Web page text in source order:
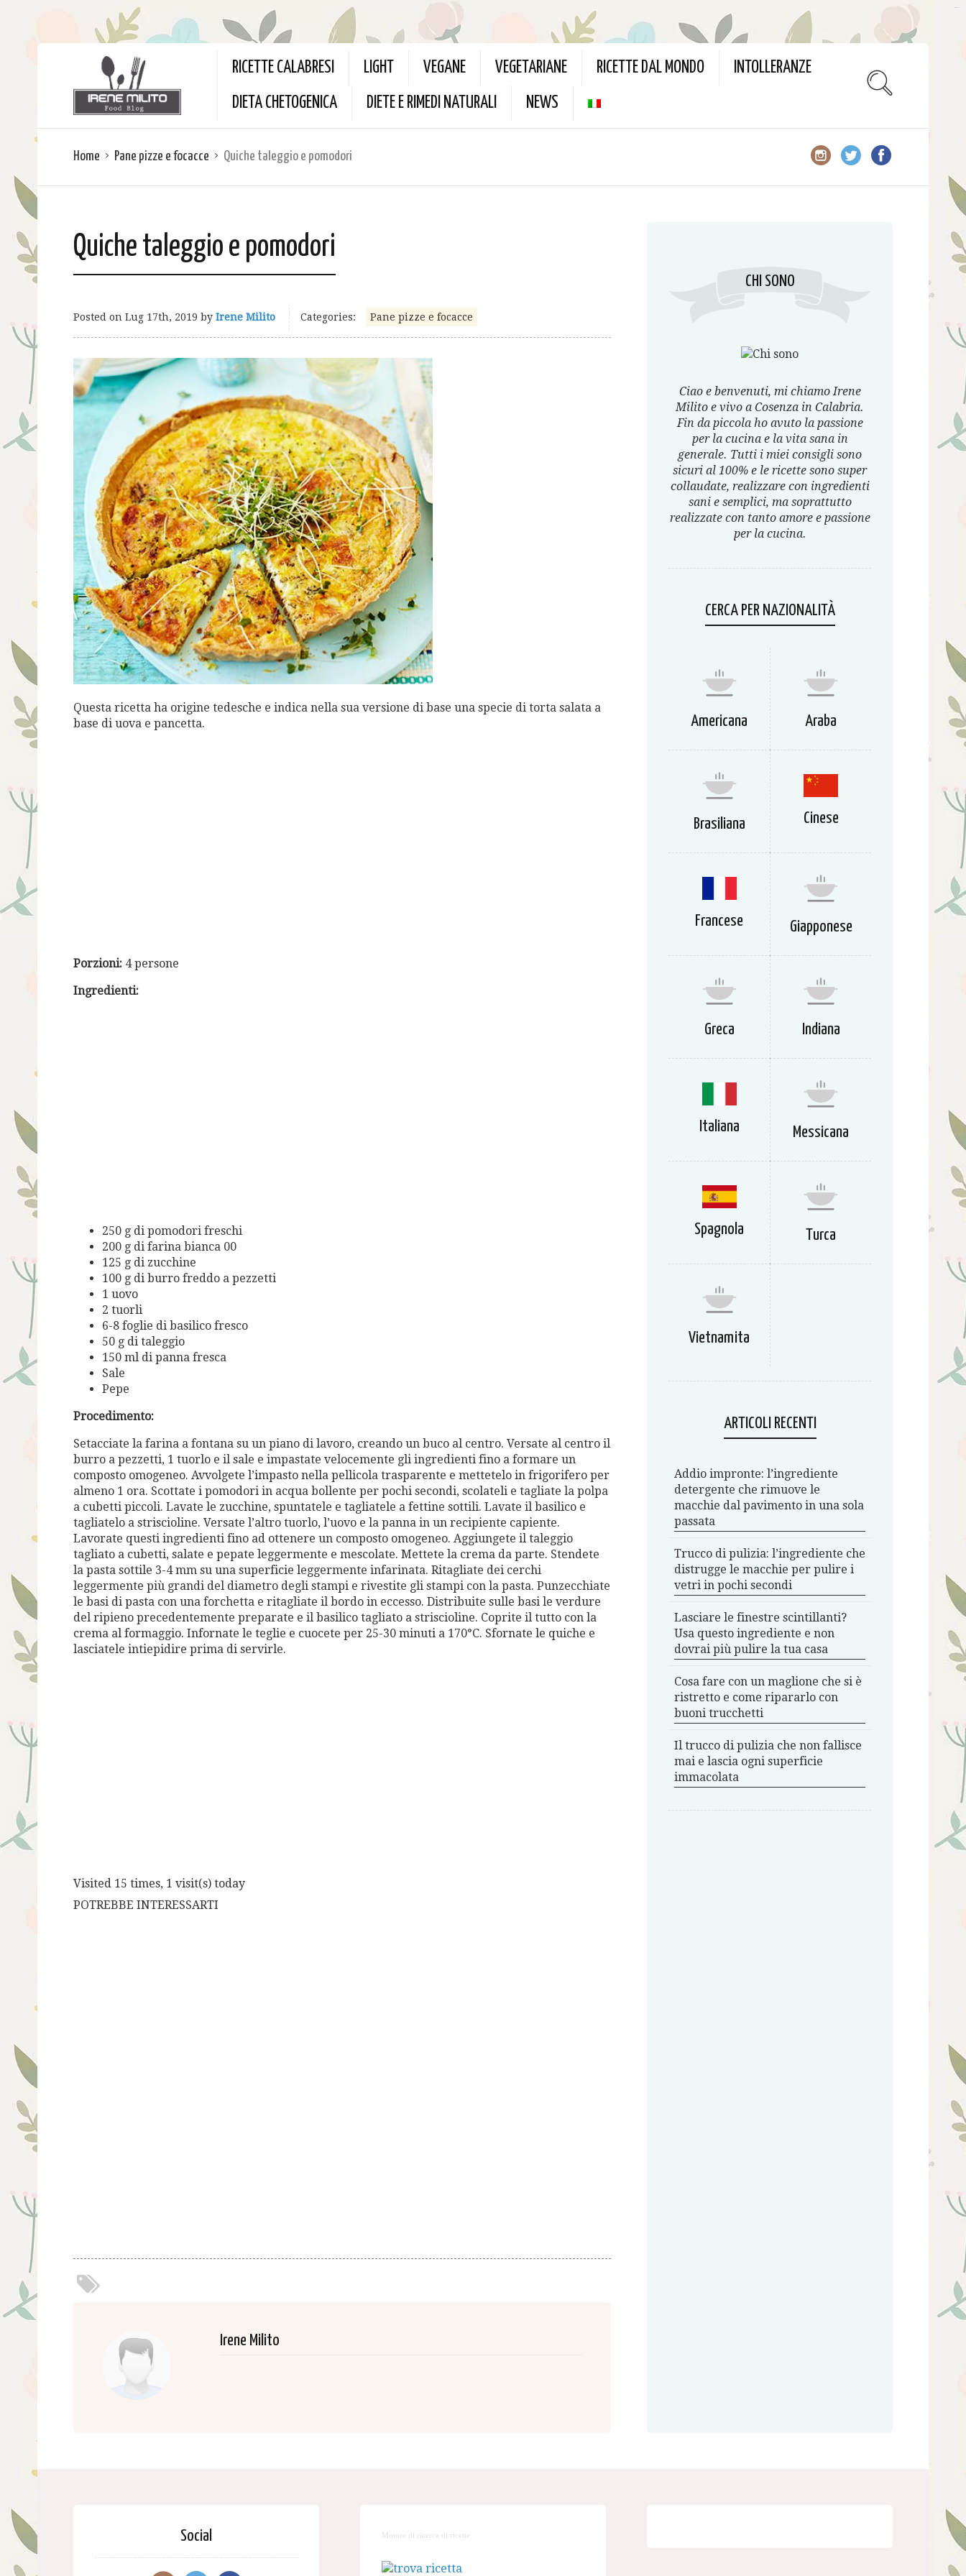
RICETTE CALABRESI LIGHT VEGANE VEGETARIANE RICETTE DAL MONDO INTOLLERANZE
DIETA CHETOGENICA DIETE E RIMEDI NATURALI NEWS
Home Pane pizze e focacce Quiche taleggio e pomodori
Quiche taleggio e pomodori
Posted on Lug 17th, 2019 by Irene Milito Categories: Pane pizze e focacce
Questa ricetta ha origine tedesche e indica nella sua versione di base una specie di torta salata a
base di uova e pancetta.
Porzioni: 4 persone
Ingredienti:
250 g di pomodori freschi
200 g di farina bianca 00
125 g di zucchine
100 g di burro freddo a pezzetti
1 uovo
2 tuorli
6-8 foglie di basilico fresco
50 g di taleggio
150 ml di panna fresca
Sale
Pepe
Procedimento:
Setacciate la farina a fontana su un piano di lavoro, creando un buco al centro. Versate al centro il
burro a pezzetti, 1 tuorlo e il sale e impastate velocemente gli ingredienti fino a formare un
composto omogeneo. Avvolgete l’impasto nella pellicola trasparente e mettetelo in frigorifero per
almeno 1 ora. Scottate i pomodori in acqua bollente per pochi secondi, scolateli e tagliate la polpa
a cubetti piccoli. Lavate le zucchine, spuntatele e tagliatele a fettine sottili. Lavate il basilico e
tagliatelo a striscioline. Versate l’altro tuorlo, l’uovo e la panna in un recipiente capiente.
Lavorate questi ingredienti fino ad ottenere un composto omogeneo. Aggiungete il taleggio
tagliato a cubetti, salate e pepate leggermente e mescolate. Mettete la crema da parte. Stendete
la pasta sottile 3-4 mm su una superficie leggermente infarinata. Ritagliate dei cerchi
leggermente più grandi del diametro degli stampi e rivestite gli stampi con la pasta. Punzecchiate
le basi di pasta con una forchetta e ritagliate il bordo in eccesso. Distribuite sulle basi le verdure
del ripieno precedentemente preparate e il basilico tagliato a striscioline. Coprite il tutto con la
crema al formaggio. Infornate le teglie e cuocete per 25-30 minuti a 170°C. Sfornate le quiche e
lasciatele intiepidire prima di servirle.
Visited 15 times, 1 visit(s) today
POTREBBE INTERESSARTI
Irene Milito
CHI SONO
Ciao e benvenuti, mi chiamo Irene
Milito e vivo a Cosenza in Calabria.
Fin da piccola ho avuto la passione
per la cucina e la vita sana in
generale. Tutti i miei consigli sono
sicuri al 100% e le ricette sono super
collaudate, realizzare con ingredienti
sani e semplici, ma soprattutto
realizzate con tanto amore e passione
per la cucina.
CERCA PER NAZIONALITÀ
Americana Araba
Brasiliana Cinese
Francese Giapponese
Greca Indiana
Italiana Messicana
Spagnola Turca
Vietnamita
ARTICOLI RECENTI
Addio impronte: l’ingrediente
detergente che rimuove le
macchie dal pavimento in una sola
passata
Trucco di pulizia: l’ingrediente che
distrugge le macchie per pulire i
vetri in pochi secondi
Lasciare le finestre scintillanti?
Usa questo ingrediente e non
dovrai più pulire la tua casa
Cosa fare con un maglione che si è
ristretto e come ripararlo con
buoni trucchetti
Il trucco di pulizia che non fallisce
mai e lascia ogni superficie
immacolata
Social Motore di ricerca di ricette